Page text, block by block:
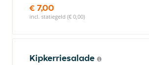
€ 7,00
incl. statiegeld (€ 0,00)
Kipkerriesalade